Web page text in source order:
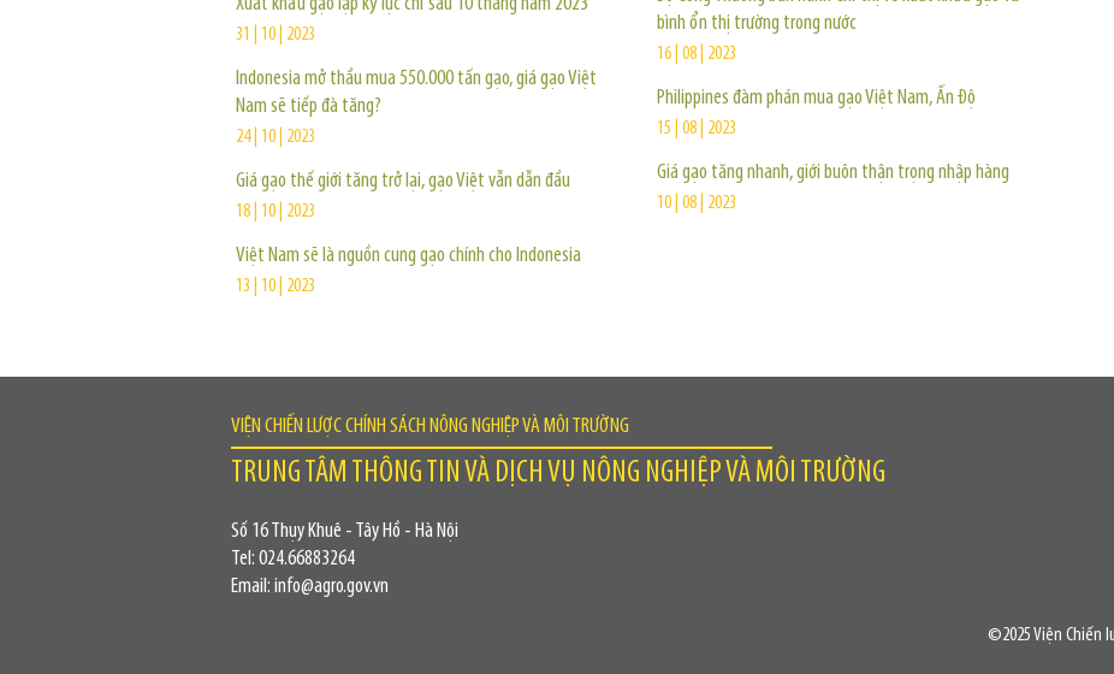
31 | 10 | 2023
Indonesia mở thầu mua 550.000 tấn gạo, giá gạo Việt
Nam sẽ tiếp đà tăng?
24 | 10 | 2023
Giá gạo thế giới tăng trở lại, gạo Việt vẫn dẫn đầu
18 | 10 | 2023
Việt Nam sẽ là nguồn cung gạo chính cho Indonesia
13 | 10 | 2023
bình ổn thị trường trong nước
16 | 08 | 2023
Philippines đàm phán mua gạo Việt Nam, Ấn Độ
15 | 08 | 2023
Giá gạo tăng nhanh, giới buôn thận trọng nhập hàng
10 | 08 | 2023
VIỆN CHIẾN LƯỢC CHÍNH SÁCH NÔNG NGHIỆP VÀ MÔI TRƯỜNG
TRUNG TÂM THÔNG TIN VÀ DỊCH VỤ NÔNG NGHIỆP VÀ MÔI TRƯỜNG
Số 16 Thụy Khuê - Tây Hồ - Hà Nội
Tel: 024.66883264
Email: info@agro.gov.vn
©2025 Viện Chiến